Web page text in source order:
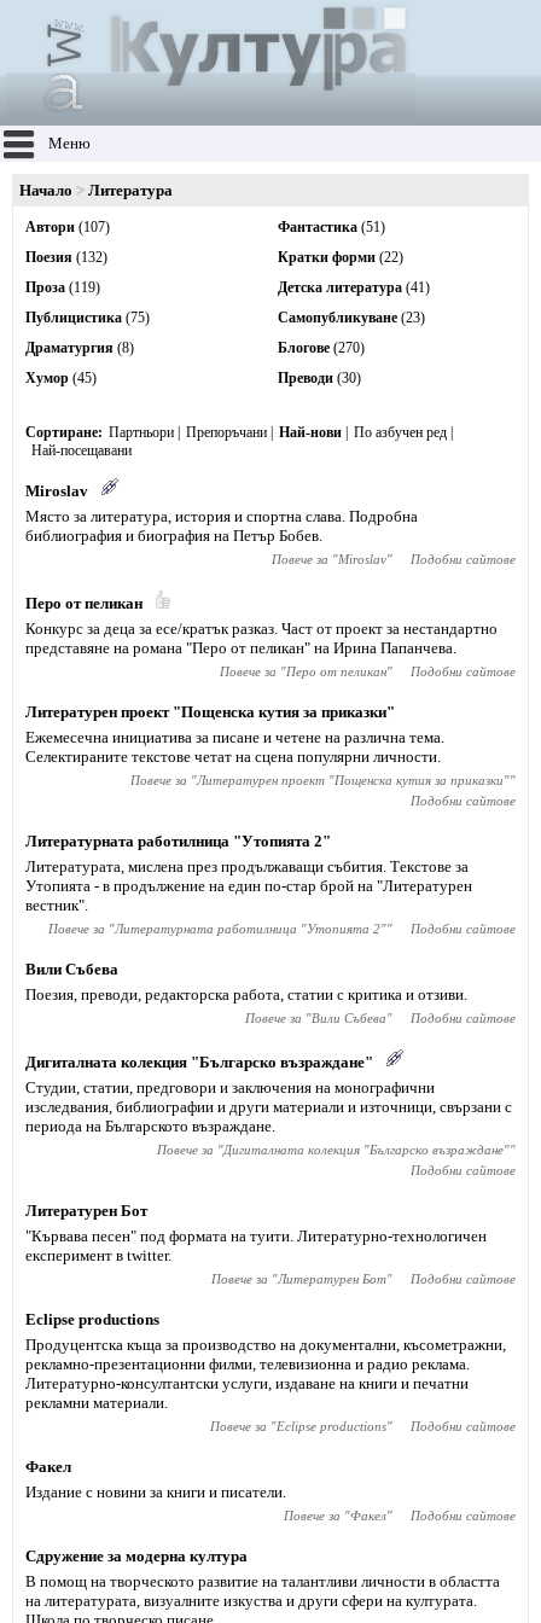
Меню
Начало Литература
Автори (107)
Поезия (132)
Проза (119)
Публицистика (75)
Драматургия (8)
Хумор (45)
Фантастика (51)
Кратки форми (22)
Детска литература (41)
Самопубликуване (23)
Блогове (270)
Преводи (30)
Сортиране Партньори Препоръчани Най-нови
По азбучен ред
Най-посещавани
Miroslav
Място за литература, история и спортна слава. Подробна
библиография и биография на Петър Бобев.
Повече за "Miroslav" Подобни сайтове
Перо от пеликан
Конкурс за деца за есе/кратък разказ. Част от проект за нестандартно
представяне на романа "Перо от пеликан" на Ирина Папанчева.
Повече за "Перо от пеликан" Подобни сайтове
Литературен проект "Пощенска кутия за приказки"
Ежемесечна инициатива за писане и четене на различна тема.
Селектираните текстове четат на сцена популярни личности.
Повече за "Литературен проект "Пощенска кутия за приказки""
Подобни сайтове
Литературната работилница "Утопията 2"
Литературата, мислена през продължаващи събития. Текстове за
Утопията - в продължение на един по-стар брой на "Литературен
вестник".
Повече за "Литературната работилница "Утопията 2"" Подобни сайтове
Вили Събева
Поезия, преводи, редакторска работа, статии с критика и отзиви.
Повече за "Вили Събева" Подобни сайтове
Дигиталната колекция "Българско възраждане"
Студии, статии, предговори и заключения на монографични
изследвания, библиографии и други материали и източници, свързани с
периода на Българското възраждане.
Повече за "Дигиталната колекция "Българско възраждане""
Подобни сайтове
Литературен Бот
"Кървава песен" под формата на туити. Литературно-технологичен
експеримент в twitter.
Повече за "Литературен Бот" Подобни сайтове
Eclipse productions
Продуцентска къща за производство на документални, късометражни,
рекламно-презентационни филми, телевизионна и радио реклама.
Литературно-консултантски услуги, издаване на книги и печатни
рекламни материали.
Повече за "Eclipse productions" Подобни сайтове
Факел
Издание с новини за книги и писатели.
Повече за "Факел" Подобни сайтове
Сдружение за модерна култура
В помощ на творческото развитие на талантливи личности в областта
на литературата, визуалните изкуства и други сфери на културата.